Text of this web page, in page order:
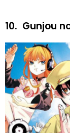
10. Gunjou